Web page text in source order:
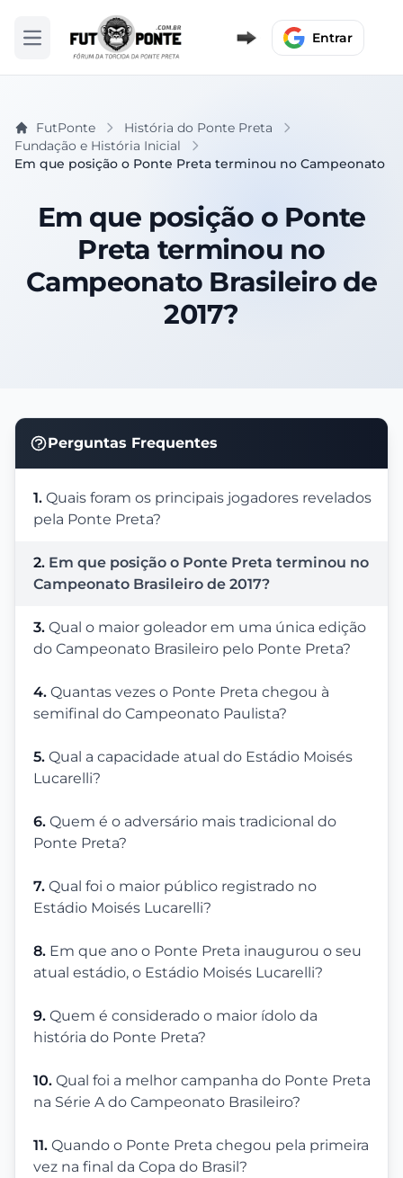
Abrir menu Entrar
FutPonte
História do Ponte Preta
Fundação e História Inicial
Em que posição o Ponte Preta terminou no Campeonato
Em que posição o Ponte
Preta terminou no
Campeonato Brasileiro de
2017?
Perguntas Frequentes
1. Quais foram os principais jogadores revelados
pela Ponte Preta?
2. Em que posição o Ponte Preta terminou no
Campeonato Brasileiro de 2017?
3. Qual o maior goleador em uma única edição
do Campeonato Brasileiro pelo Ponte Preta?
4. Quantas vezes o Ponte Preta chegou à
semifinal do Campeonato Paulista?
5. Qual a capacidade atual do Estádio Moisés
Lucarelli?
6. Quem é o adversário mais tradicional do
Ponte Preta?
7. Qual foi o maior público registrado no
Estádio Moisés Lucarelli?
8. Em que ano o Ponte Preta inaugurou o seu
atual estádio, o Estádio Moisés Lucarelli?
9. Quem é considerado o maior ídolo da
história do Ponte Preta?
10. Qual foi a melhor campanha do Ponte Preta
na Série A do Campeonato Brasileiro?
11. Quando o Ponte Preta chegou pela primeira
vez na final da Copa do Brasil?